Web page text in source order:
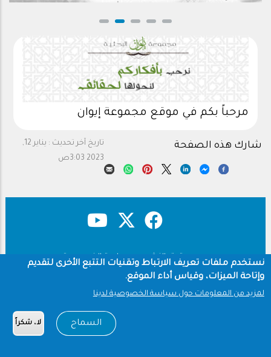
مرحباً بكم في موقع مجموعة إيوان
تاريخ آخر تحديث :
يناير 12,
2023 3:03ص
شارك هذه الصفحة
Footer حقوق النشر
سياسة الخصوصية
شروط الاستخدام
Copyright © 1960-2026 جامعة الملك سعود
نستخدم ملفات تعريف الارتباط وتقنيات التتبع الأخرى لتقديم
وإتاحة الميزات، وقياس أداء الموقع.
لمزيد من المعلومات حول سياسة الخصوصية لدينا
السماح لا، شكراً